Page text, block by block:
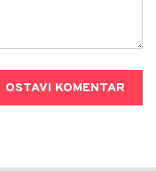
OSTAVI KOMENTAR